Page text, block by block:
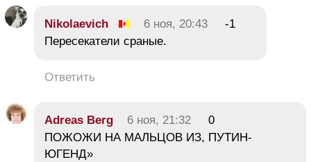
Nikolaevich 6 ноя, 20:43
-1
Пересекатели сраные.
Ответить
Adreas Berg 6 ноя, 21:32
0
ПОЖОЖИ НА МАЛЬЦОВ ИЗ, ПУТИН-
ЮГЕНД»